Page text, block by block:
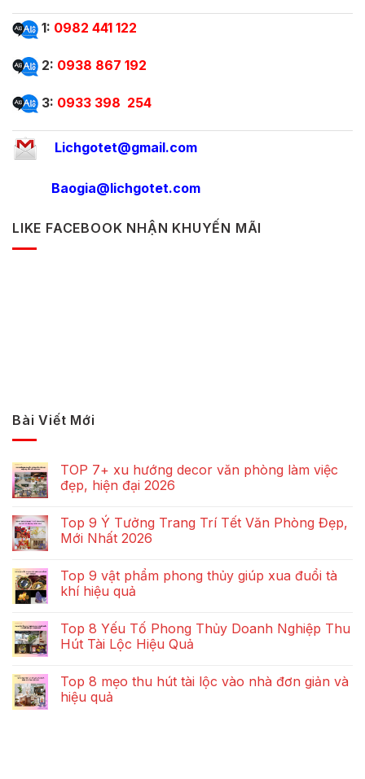
1: 0982 441 122
2: 0938 867 192
3: 0933 398 254
Lichgotet@gmail.com
Baogia@lichgotet.com
LIKE FACEBOOK NHẬN KHUYẾN MÃI
Bài Viết Mới
TOP 7+ xu hướng decor văn phòng làm việc
đẹp, hiện đại 2026
Top 9 Ý Tưởng Trang Trí Tết Văn Phòng Đẹp,
Mới Nhất 2026
Top 9 vật phẩm phong thủy giúp xua đuổi tà
khí hiệu quả
Top 8 Yếu Tố Phong Thủy Doanh Nghiệp Thu
Hút Tài Lộc Hiệu Quả
Top 8 mẹo thu hút tài lộc vào nhà đơn giản và
hiệu quả